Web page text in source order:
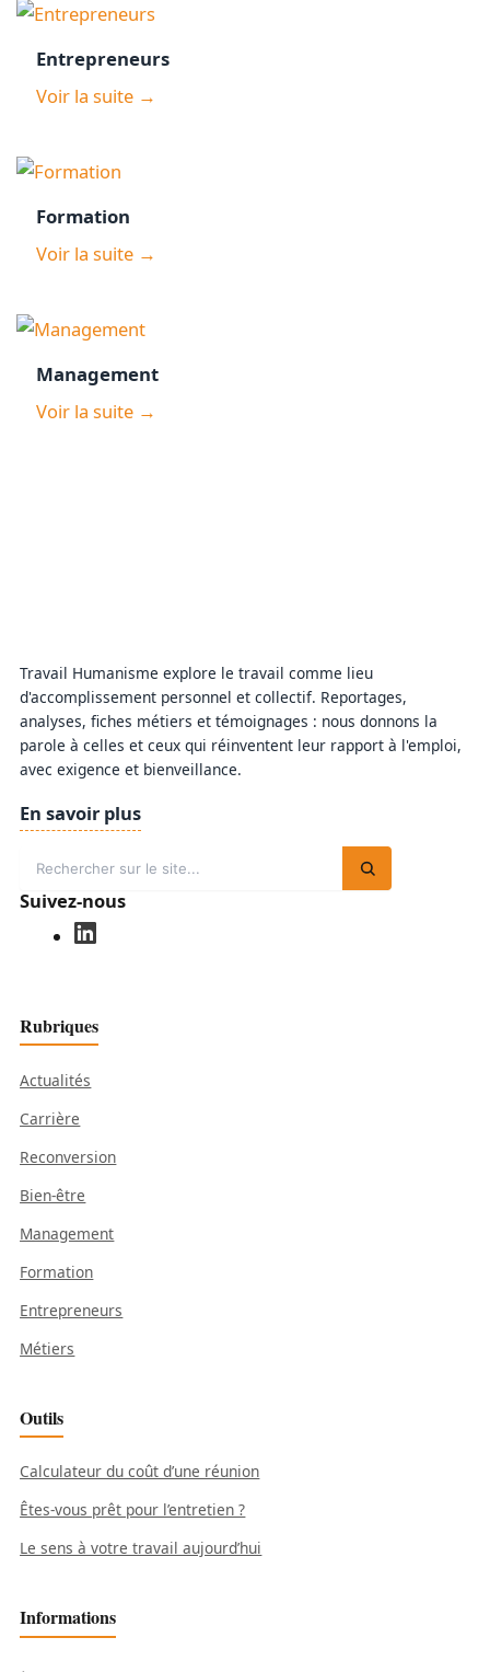
Entrepreneurs
Voir la suite →
Formation
Voir la suite →
Management
Voir la suite →
Travail Humanisme explore le travail comme lieu
d'accomplissement personnel et collectif. Reportages,
analyses, fiches métiers et témoignages : nous donnons la
parole à celles et ceux qui réinventent leur rapport à l'emploi,
avec exigence et bienveillance.
En savoir plus
Suivez-nous
Rubriques
Actualités
Carrière
Reconversion
Bien-être
Management
Formation
Entrepreneurs
Métiers
Outils
Calculateur du coût d’une réunion
Êtes-vous prêt pour l’entretien ?
Le sens à votre travail aujourd’hui
Informations